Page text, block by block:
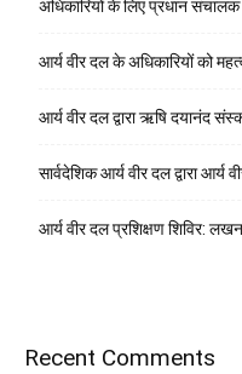
अधिकारियों के लिए प्रधान संचालक
आर्य वीर दल के अधिकारियों को
आर्य वीर दल द्वारा ऋषि दयानंद
सार्वदेशिक आर्य वीर दल द्वारा आर्य
आर्य वीर दल प्रशिक्षण शिविर:
Recent Comments